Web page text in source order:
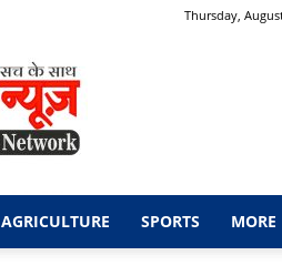
Thursday,
AGRICULTURE SPORTS MORE